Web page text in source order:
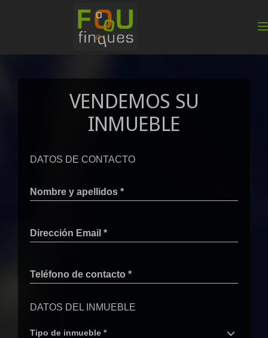
VENDEMOS SU
INMUEBLE
DATOS DE CONTACTO
Nombre y apellidos *
Dirección Email *
Teléfono de contacto *
DATOS DEL INMUEBLE
Tipo de inmueble *